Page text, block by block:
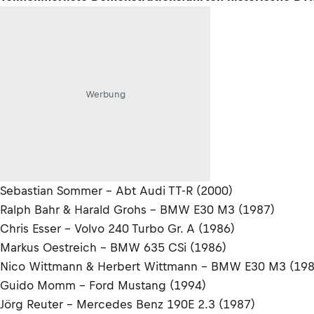
Werbung
Sebastian Sommer - Abt Audi TT-R (2000)
Ralph Bahr & Harald Grohs - BMW E30 M3 (1987)
Chris Esser - Volvo 240 Turbo Gr. A (1986)
Markus Oestreich - BMW 635 CSi (1986)
Nico Wittmann & Herbert Wittmann - BMW E30 M3
Guido Momm - Ford Mustang (1994)
Jörg Reuter - Mercedes Benz 190E 2.3 (1987)